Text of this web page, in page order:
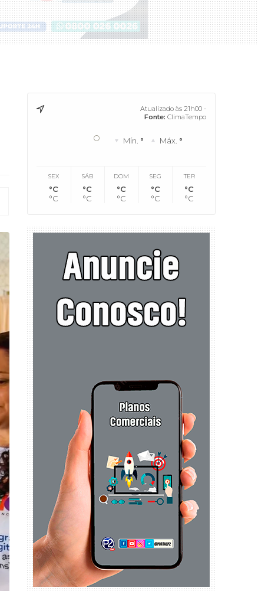
Atualizado às 21h00 -
Fonte: ClimaTempo
° Mín. ° Máx. °
SEX
°C
°C
SÁB
°C
°C
DOM
°C
°C
SEG
°C
°C
TER
°C
°C